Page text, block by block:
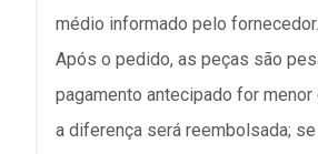
médio informado pelo fornecedor.
Após o pedido, as peças são
pagamento antecipado for menor
a diferença será reembolsada;